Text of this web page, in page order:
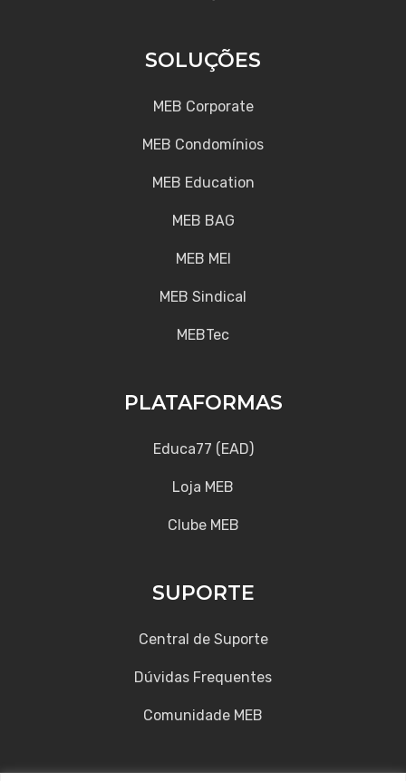
SOLUÇÕES
MEB Corporate
MEB Condomínios
MEB Education
MEB BAG
MEB MEI
MEB Sindical
MEBTec
PLATAFORMAS
Educa77 (EAD)
Loja MEB
Clube MEB
SUPORTE
Central de Suporte
Dúvidas Frequentes
Comunidade MEB